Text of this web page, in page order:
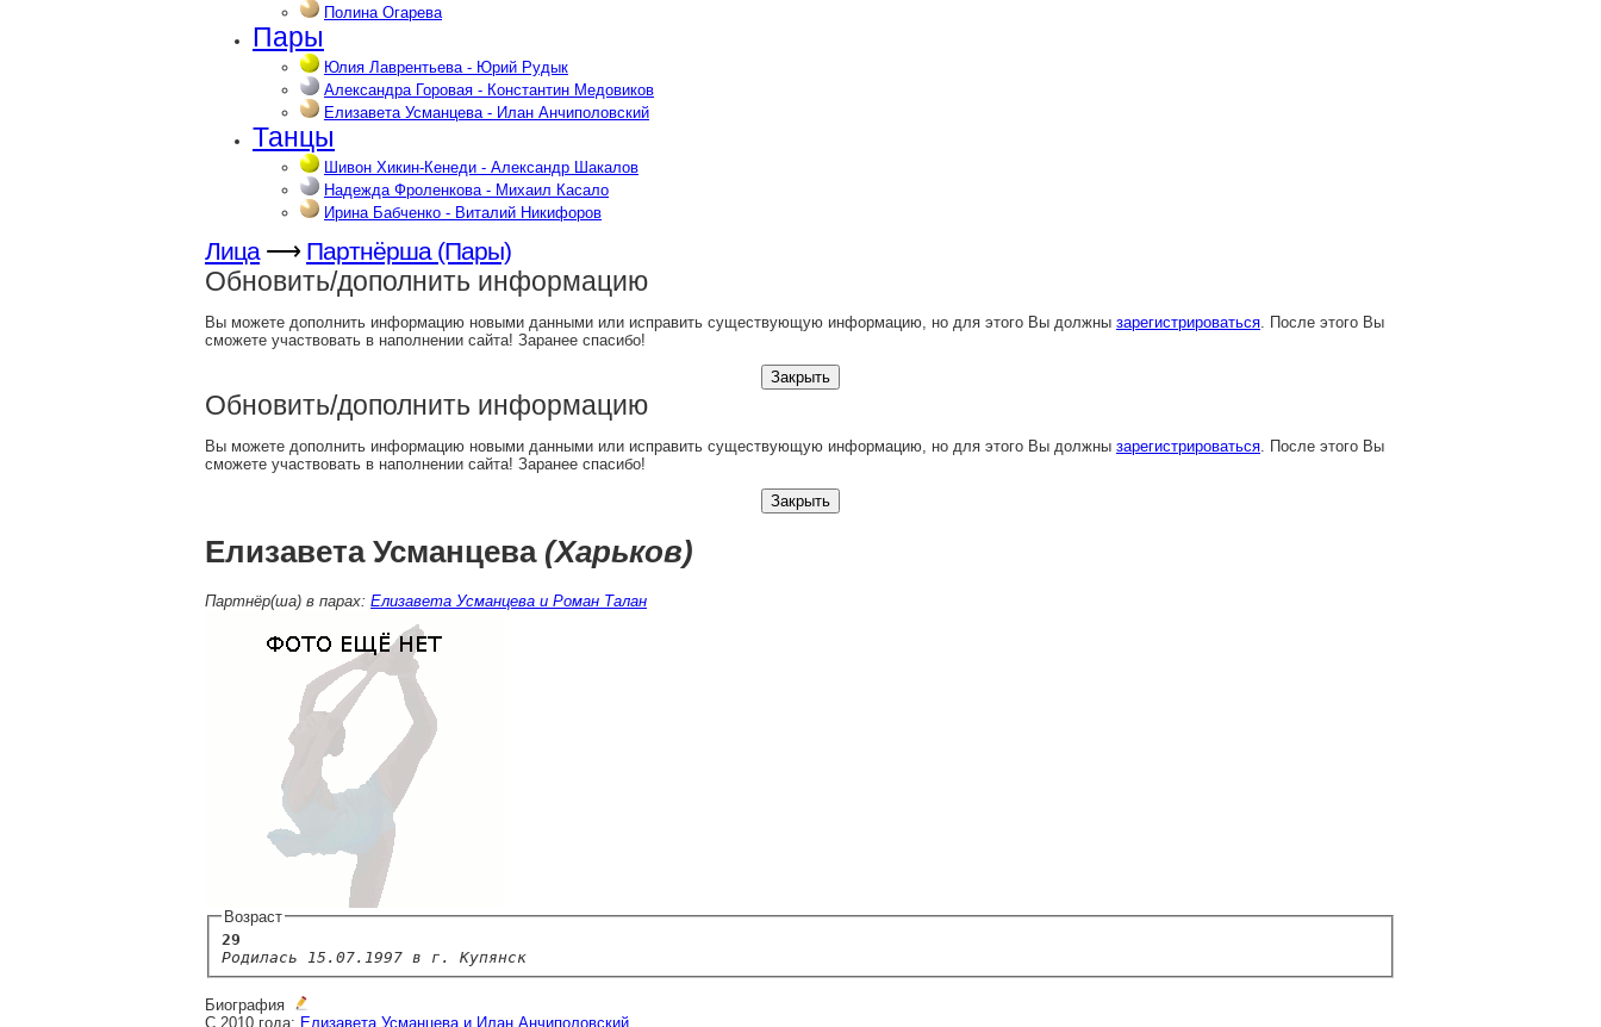
Полина Огарева
Пары
Юлия Лаврентьева - Юрий Рудык
Александра Горовая - Константин Медовиков
Елизавета Усманцева - Илан Анчиполовский
Танцы
Шивон Хикин-Кенеди - Александр Шакалов
Надежда Фроленкова - Михаил Касало
Ирина Бабченко - Виталий Никифоров
Лица⟶ Партнёрша (Пары)
Обновить/дополнить информацию
Вы можете дополнить информацию новыми данными или исправить существующую информацию, но для этого Вы должны зарегистрироваться. После этого Вы
сможете участвовать в наполнении сайта! Заранее спасибо!
Закрыть
Обновить/дополнить информацию
Вы можете дополнить информацию новыми данными или исправить существующую информацию, но для этого Вы должны зарегистрироваться. После этого Вы
сможете участвовать в наполнении сайта! Заранее спасибо!
Закрыть
Елизавета Усманцева (Харьков)
Партнёр(ша) в парах: Елизавета Усманцева и Роман Талан
Возраст
29
Родилась 15.07.1997 в г. Купянск
Биография
С 2010 года: Елизавета Усманцева и Илан Анчиполовский